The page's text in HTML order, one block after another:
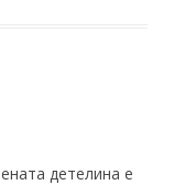
детелина е